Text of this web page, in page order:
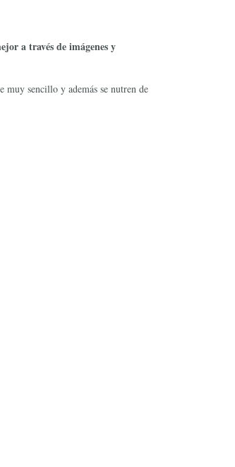
a través de imágenes y
muy sencillo y además se nutren de